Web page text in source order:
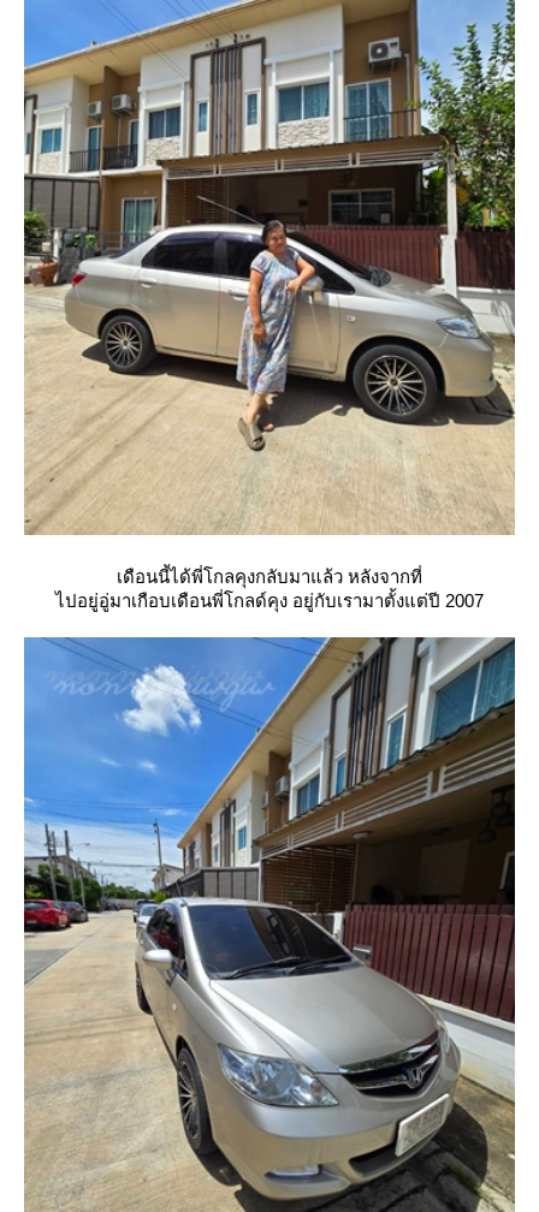
เดือนนี้ได้พี่โกลคุงกลับมาแล้ว หลังจากที่
ไปอยู่อู่มาเกือบเดือนพี่โกลด์คุง อยู่กับเรามาตั้งแต่ปี 2007